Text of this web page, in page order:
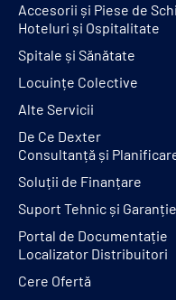
Accesorii și Piese de
Hoteluri și Ospitalitate
Spitale și Sănătate
Locuințe Colective
Alte Servicii
De Ce Dexter
Consultanță și
Soluții de Finanțare
Suport Tehnic și Garanție
Portal de Documentație
Localizator Distribuitori
Cere Ofertă